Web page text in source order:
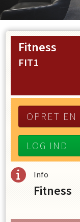
Fitness
FIT1
OPRET EN
LOG IND
Info
Fitness